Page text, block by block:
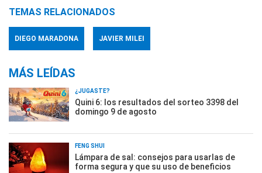
TEMAS RELACIONADOS
DIEGO MARADONA JAVIER MILEI
MÁS LEÍDAS
¿JUGASTE?
Quini 6: los resultados del sorteo 3398 del
domingo 9 de agosto
FENG SHUI
Lámpara de sal: consejos para usarlas de
forma segura y que su uso de beneficios